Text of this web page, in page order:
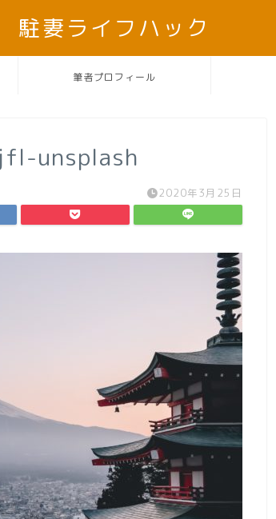
駐妻ライフハック
筆者プロフィール
unsplash
2020年3月25日